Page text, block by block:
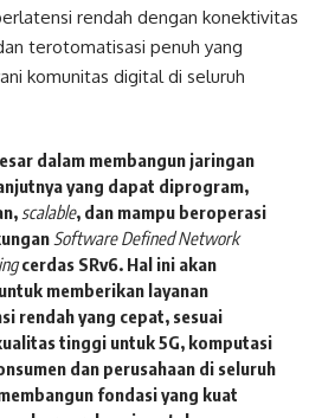
rendah dengan konektivitas
terotomatisasi penuh yang
komunitas digital di seluruh
dalam membangun jaringan
yang dapat diprogram,
scalable, dan mampu beroperasi
Software Defined Network
cerdas SRv6. Hal ini akan
memberikan layanan
rendah yang cepat, sesuai
tinggi untuk 5G, komputasi
dan perusahaan di seluruh
fondasi yang kuat